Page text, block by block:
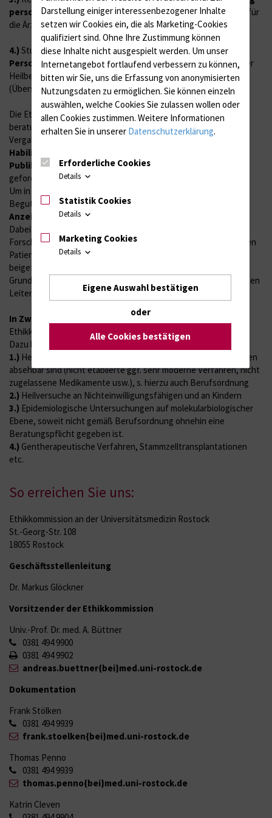
personenbezogenerDaten (gem. § 15 Abs. 1 Berufsordnung für
die Ärztinnen und Ärzte in Mecklenburg-Vorpommern)
4.) Studien an bereits entnommenem Materialohne
Personenbezug,soweit die Probenentnahme im Rahmen einer
Heilbehandlung rechtmäßig und medizinisch indiziert war
(Überschussmaterial).
Die Ethikkommission wird sich der Bearbeitung nicht
beratungspflichtiger Anträge nicht entziehen, zumal bei der
Vergabe von
Forschungsaufträgen, Promotions- und
Habilitationsthemen
Publikationenin aller Regel das Einholen von Ethikvoten
gefordert wird.
Um in diesen Fällen eine ausführliche Antragstellung und
Begutachtung durch die Kommission zu vermeiden, ist eine
Anzeige
des Projektes
Dabei genügt eine
Forschungsvorhabens/Studienplanes. Soweit vorhanden müssen
Patienteninformationen/Einwilligungen/Fragebögen etc.
beigefügt werden.
Grundsätzlich ist ein schriftliches Einverständnis des zutreffenden
Leiters/Abteilungsleiters einzuholen.
In Zweifelsfällen
sollte eine Konsultation mit der
Ethikkommission gesucht werden.
Dazu können u. a. gehören:
1.) Heilversuche, bei denen ethische und rechtliche Implikationen
absehbar sind (nicht etablierte ggf. sehr moderne Verfahren, nicht
zugelassene Medikamente usw.), s. hierzu auch Berufsordnung
2.) Heilversuche an Nichteinwilligungsfähigen und an Kindern
3.) Epidemiologische Untersuchungen auf molekularbiologischer
Ebene, soweit nicht gemäß Berufsordnung ohnehin eine
Beratungspflicht gegeben ist.
4.) Gentherapeutische Verfahren, Stammzelltransplantationen
etc.
So erreichen Sie uns:
Ethikkommission an der Universitätsmedizin Rostock
St.-Georg-Str. 108
18055 Rostock
Geschäftsstellenleitung
Dr. Markus Glöckner
Vorsitzender der Ethikkommission
Univ.-Prof. Dr. med. A. Büttner
0381 494 9900
0381 494 9902
andreas.buettner{bei}med.uni-rostock.de
Dokumentation
Frank Stölken
0381 494 9939
frank.stoelken{bei}med.uni-rostock.de
Thomas Penno
0381 494 9939
thomas.penno{bei}med.uni-rostock.de
Katrin Cleven
Darstellung einiger interessenbezogener Inhalte
setzen wir Cookies ein, die als Marketing-Cookies
qualifiziert sind. Ohne Ihre Zustimmung können
diese Inhalte nicht ausgespielt werden. Um unser
Internetangebot fortlaufend verbessern zu können,
bitten wir Sie, uns die Erfassung von anonymisierten
Nutzungsdaten zu ermöglichen. Sie können einzeln
auswählen, welche Cookies Sie zulassen wollen oder
allen Cookies zustimmen. Weitere Informationen
erhalten Sie in unserer Datenschutzerklärung.
Erforderliche Cookies
Details
Statistik Cookies
Details
Marketing Cookies
Details
Eigene Auswahl bestätigen
oder
Alle Cookies bestätigen